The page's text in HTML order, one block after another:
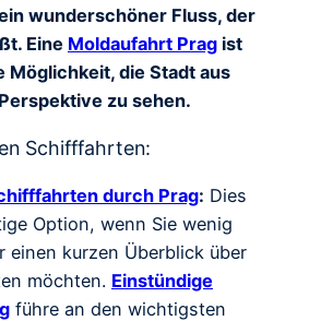
wunderschöner Fluss, der
Eine Moldaufahrt Prag ist
Möglichkeit, die Stadt aus
zu sehen.
Schifffahrten:
durch Prag: Dies
Option, wenn Sie wenig
einen kurzen Überblick über
möchten. Einstündige
führe an den wichtigsten